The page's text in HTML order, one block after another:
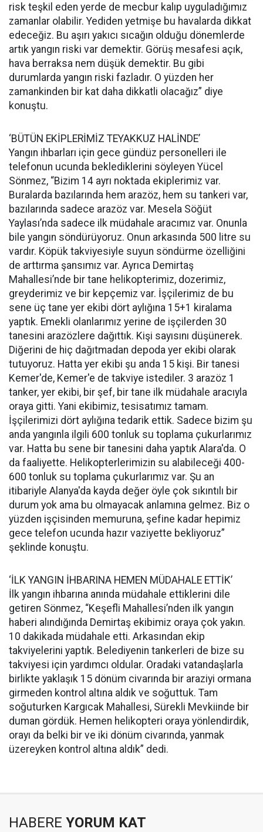
risk teşkil eden yerde de mecbur kalıp uyguladığımız
zamanlar olabilir. Yediden yetmişe bu havalarda dikkat
edeceğiz. Bu aşırı yakıcı sıcağın olduğu dönemlerde
artık yangın riski var demektir. Görüş mesafesi açık,
hava berraksa nem düşük demektir. Bu gibi
durumlarda yangın riski fazladır. O yüzden her
zamankinden bir kat daha dikkatli olacağız” diye
konuştu.
‘BÜTÜN EKİPLERİMİZ TEYAKKUZ HALİNDE’
Yangın ihbarları için gece gündüz personelleri ile
telefonun ucunda beklediklerini söyleyen Yücel
Sönmez, “Bizim 14 ayrı noktada ekiplerimiz var.
Buralarda bazılarında hem arazöz, hem su tankeri var,
bazılarında sadece arazöz var. Mesela Söğüt
Yaylası’nda sadece ilk müdahale aracımız var. Onunla
bile yangın söndürüyoruz. Onun arkasında 500 litre su
vardır. Köpük takviyesiyle suyun söndürme özelliğini
de arttırma şansımız var. Ayrıca Demirtaş
Mahallesi’nde bir tane helikopterimiz, dozerimiz,
greyderimiz ve bir kepçemiz var. İşçilerimiz de bu
sene üç tane yer ekibi dört aylığına 15+1 kiralama
yaptık. Emekli olanlarımız yerine de işçilerden 30
tanesini arazözlere dağıttık. Kişi sayısını düşünerek.
Diğerini de hiç dağıtmadan depoda yer ekibi olarak
tutuyoruz. Hatta yer ekibi şu anda 15 kişi. Bir tanesi
Kemer'de, Kemer'e de takviye istediler. 3 arazöz 1
tanker, yer ekibi, bir şef, bir tane ilk müdahale aracıyla
oraya gitti. Yani ekibimiz, tesisatımız tamam.
İşçilerimizi dört aylığına tedarik ettik. Sadece bizim şu
anda yangınla ilgili 600 tonluk su toplama çukurlarımız
var. Hatta bu sene bir tanesini daha yaptık Alara'da. O
da faaliyette. Helikopterlerimizin su alabileceği 400-
600 tonluk su toplama çukurlarımız var. Şu an
itibariyle Alanya'da kayda değer öyle çok sıkıntılı bir
durum yok ama bu olmayacak anlamına gelmez. Biz o
yüzden işçisinden memuruna, şefine kadar hepimiz
gece telefon ucunda hazır vaziyette bekliyoruz”
şeklinde konuştu.
‘İLK YANGIN İHBARINA HEMEN MÜDAHALE ETTİK’
İlk yangın ihbarına anında müdahale ettiklerini dile
getiren Sönmez, “Keşefli Mahallesi’nden ilk yangın
haberi alındığında Demirtaş ekibimiz oraya çok yakın.
10 dakikada müdahale etti. Arkasından ekip
takviyelerini yaptık. Belediyenin tankerleri de bize su
takviyesi için yardımcı oldular. Oradaki vatandaşlarla
birlikte yaklaşık 15 dönüm civarında bir araziyi ormana
girmeden kontrol altına aldık ve soğuttuk. Tam
soğuturken Kargıcak Mahallesi, Sürekli Mevkiinde bir
duman gördük. Hemen helikopteri oraya yönlendirdik,
orayı da belki bir ve iki dönüm civarında, yanmak
üzereyken kontrol altına aldık” dedi.
HABERE YORUM KAT